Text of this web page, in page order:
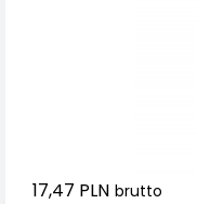
17,47 PLN brutto